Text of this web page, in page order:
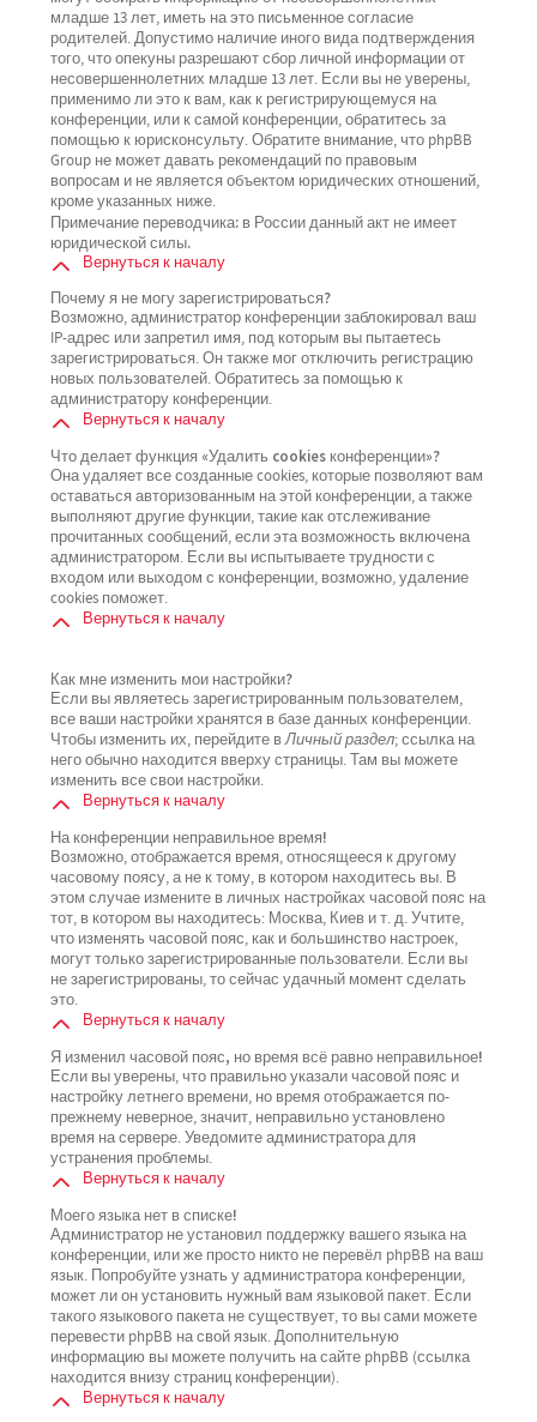
младше 13 лет, иметь на это письменное согласие
родителей. Допустимо наличие иного вида подтверждения
того, что опекуны разрешают сбор личной информации от
несовершеннолетних младше 13 лет. Если вы не уверены,
применимо ли это к вам, как к регистрирующемуся на
конференции, или к самой конференции, обратитесь за
помощью к юрисконсульту. Обратите внимание, что phpBB
Group не может давать рекомендаций по правовым
вопросам и не является объектом юридических отношений,
кроме указанных ниже.
Примечание переводчика: в России данный акт не имеет
юридической силы.
Вернуться к началу
Почему я не могу зарегистрироваться?
Возможно, администратор конференции заблокировал ваш
IP-адрес или запретил имя, под которым вы пытаетесь
зарегистрироваться. Он также мог отключить регистрацию
новых пользователей. Обратитесь за помощью к
администратору конференции.
Вернуться к началу
Что делает функция «Удалить cookies конференции»?
Она удаляет все созданные cookies, которые позволяют вам
оставаться авторизованным на этой конференции, а также
выполняют другие функции, такие как отслеживание
прочитанных сообщений, если эта возможность включена
администратором. Если вы испытываете трудности с
входом или выходом с конференции, возможно, удаление
cookies поможет.
Вернуться к началу
Как мне изменить мои настройки?
Если вы являетесь зарегистрированным пользователем,
все ваши настройки хранятся в базе данных конференции.
Чтобы изменить их, перейдите вЛичный раздел; ссылка на
него обычно находится вверху страницы. Там вы можете
изменить все свои настройки.
Вернуться к началу
На конференции неправильное время!
Возможно, отображается время, относящееся к другому
часовому поясу, а не к тому, в котором находитесь вы. В
этом случае измените в личных настройках часовой пояс на
тот, в котором вы находитесь: Москва, Киев и т. д. Учтите,
что изменять часовой пояс, как и большинство настроек,
могут только зарегистрированные пользователи. Если вы
не зарегистрированы, то сейчас удачный момент сделать
это.
Вернуться к началу
Я изменил часовой пояс, но время всё равно неправильное!
Если вы уверены, что правильно указали часовой пояс и
настройку летнего времени, но время отображается по-
прежнему неверное, значит, неправильно установлено
время на сервере. Уведомите администратора для
устранения проблемы.
Вернуться к началу
Моего языка нет в списке!
Администратор не установил поддержку вашего языка на
конференции, или же просто никто не перевёл phpBB на ваш
язык. Попробуйте узнать у администратора конференции,
может ли он установить нужный вам языковой пакет. Если
такого языкового пакета не существует, то вы сами можете
перевести phpBB на свой язык. Дополнительную
информацию вы можете получить на сайте phpBB (ссылка
находится внизу страниц конференции).
Вернуться к началу